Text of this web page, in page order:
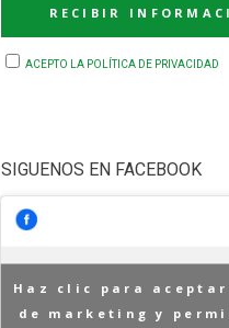
ACEPTO LA POLÍTICA DE PRIVACIDAD
SIGUENOS EN FACEBOOK
Haz clic para aceptar
de marketing y